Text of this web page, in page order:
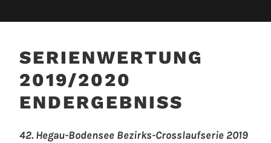
SERIENWERTUNG
2019/2020
ENDERGEBNISS
42. Hegau-Bodensee Bezirks-Crosslaufserie 2019